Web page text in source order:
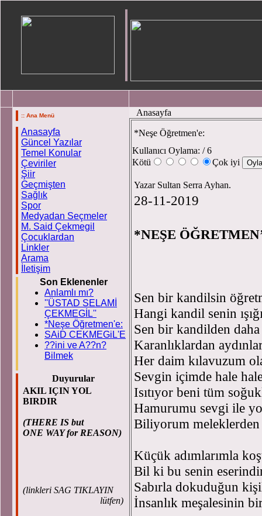
:: Ana Menü
Anasayfa
Güncel Yazılar
Temel Konular
Çeviriler
Şiir
Geçmişten
Sağlık
Spor
Medyadan Seçmeler
M. Said Çekmegil
Çocuklardan
Linkler
Arama
İletişim
Son Eklenenler
Anlamlı mı?
''ÜSTAD SELAMİ
ÇEKMEGİL''
*Neşe Öğretmen'e:
SAiD CEKMEGiL'E
??ini ve A??n?
Bilmek
Duyurular
AKIL IÇIN YOL
BIRDIR
(THERE IS but
ONE WAY for REASON)
(linkleri SAG TIKLAYIN
lütfen)
Anasayfa
*Neşe Öğretmen'e:
Kullanıcı Oylama: / 6
Kötü
Çok iyi
Yazar Sultan Serra Ayhan.
28-11-2019
*NEŞE
Sen bir kandilsin
Hangi kandil senin
Sen bir kandilden
Karanlıklardan
Her daim kılavuzum
Sevgin içimde hale
Isıtıyor beni tüm
Hamurumu sevgi ile
Biliyorum
Küçük adımlarımla
Bil ki bu senin
Sabırla dokuduğun
İnsanlık meşalesinin